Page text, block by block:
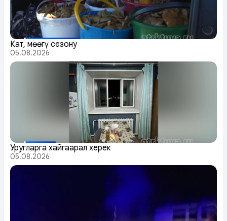
Кат, мөөгү сезону
05.08.2026
Уругларга хайгаарал херек
05.08.2026